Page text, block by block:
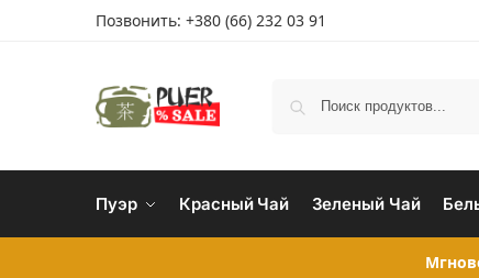
Позвонить: +380 (66) 232 03 91
Пуэр Красный Чай Зеленый Чай